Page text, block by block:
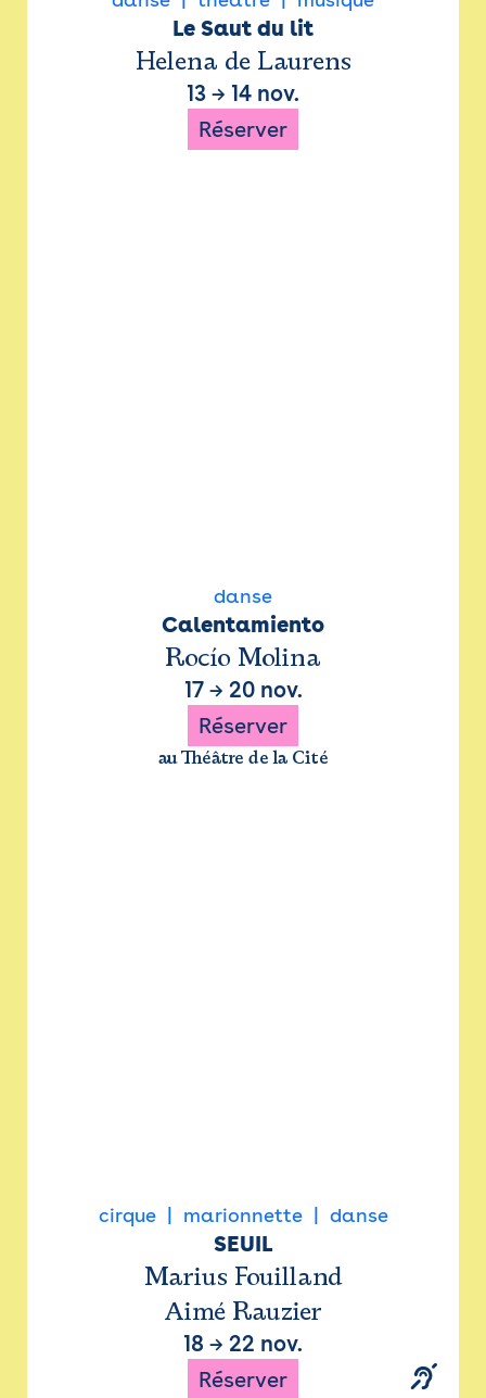
Le Saut du lit
Helena de Laurens
13 → 14 nov.
Réserver
danse
Calentamiento
Rocío Molina
17→ 20 nov.
Réserver
au Théâtre de la Cité
cirque marionnette danse
SEUIL
Marius Fouilland
Aimé Rauzier
18 → 22 nov.
Réserver